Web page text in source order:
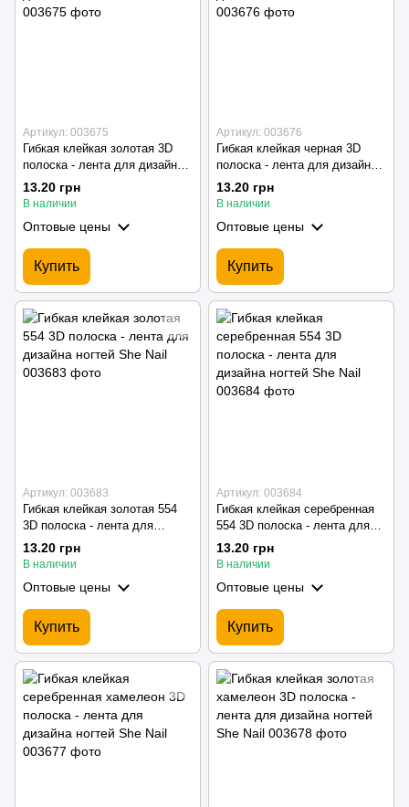
Артикул: 003675
Гибкая клейкая золотая 3D
полоска - лента для дизайна
ногтей She Nail
13.20 грн
В наличии
Оптовые цены
Купить
Артикул: 003676
Гибкая клейкая черная 3D
полоска - лента для дизайна
ногтей She Nail
13.20 грн
В наличии
Оптовые цены
Купить
Артикул: 003683
Гибкая клейкая золотая 554
3D полоска - лента для
дизайна ногтей She Nail
13.20 грн
В наличии
Оптовые цены
Купить
Артикул: 003684
Гибкая клейкая серебренная
554 3D полоска - лента для
дизайна ногтей She Nail
13.20 грн
В наличии
Оптовые цены
Купить